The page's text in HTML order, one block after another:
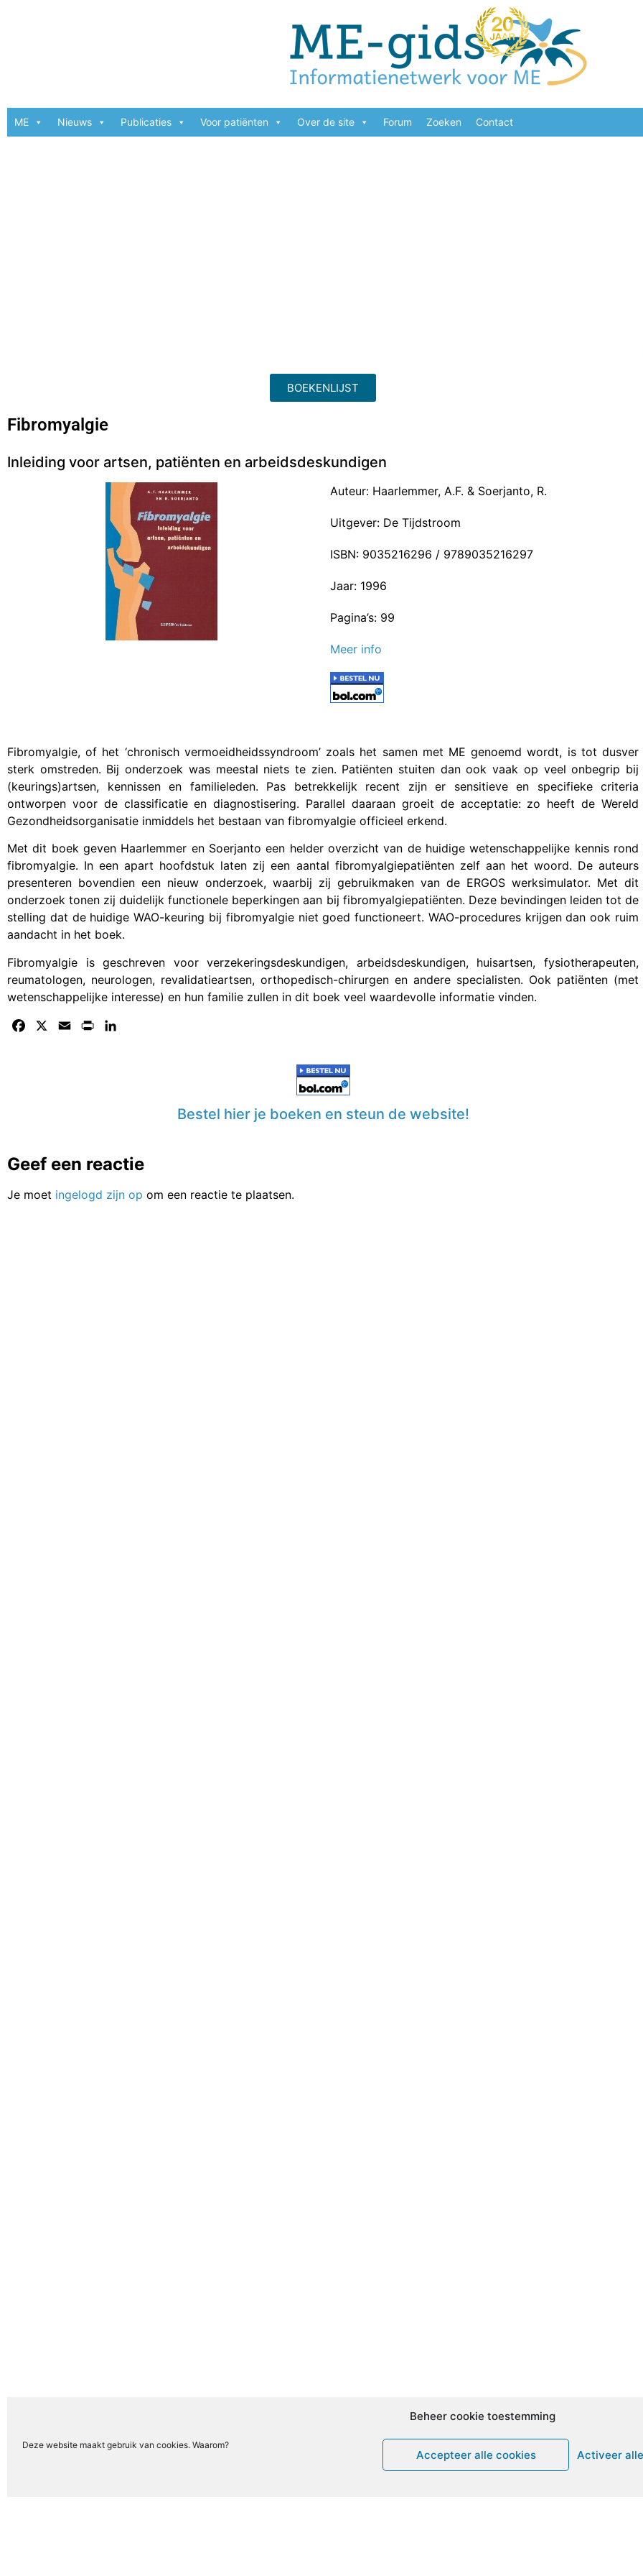
Beheer cookie toestemming
Deze website maakt gebruik van cookies. Waarom?
Accepteer alle cookies Activeer
ME Nieuws Publicaties Voor patiënten Over de site Forum Zoeken Contact
BOEKENLIJST
Fibromyalgie
Inleiding voor artsen, patiënten en arbeidsdeskundigen
Auteur: Haarlemmer, A.F. & Soerjanto, R.
Uitgever: De Tijdstroom
ISBN: 9035216296 / 9789035216297
Jaar: 1996
Pagina’s: 99
Meer info
Fibromyalgie, of het ‘chronisch vermoeidheidssyndroom’ zoals het samen met ME genoemd wordt, is tot dusver
sterk omstreden. Bij onderzoek was meestal niets te zien. Patiënten stuiten dan ook vaak op veel onbegrip bij
(keurings)artsen, kennissen en familieleden. Pas betrekkelijk recent zijn er sensitieve en specifieke criteria
ontworpen voor de classificatie en diagnostisering. Parallel daaraan groeit de acceptatie: zo heeft de Wereld
Gezondheidsorganisatie inmiddels het bestaan van fibromyalgie officieel erkend.
Met dit boek geven Haarlemmer en Soerjanto een helder overzicht van de huidige wetenschappelijke kennis rond
fibromyalgie. In een apart hoofdstuk laten zij een aantal fibromyalgiepatiënten zelf aan het woord. De auteurs
presenteren bovendien een nieuw onderzoek, waarbij zij gebruikmaken van de ERGOS werksimulator. Met dit
onderzoek tonen zij duidelijk functionele beperkingen aan bij fibromyalgiepatiënten. Deze bevindingen leiden tot de
stelling dat de huidige WAO-keuring bij fibromyalgie niet goed functioneert. WAO-procedures krijgen dan ook ruim
aandacht in het boek.
Fibromyalgie is geschreven voor verzekeringsdeskundigen, arbeidsdeskundigen, huisartsen, fysiotherapeuten,
reumatologen, neurologen, revalidatieartsen, orthopedisch-chirurgen en andere specialisten. Ook patiënten (met
wetenschappelijke interesse) en hun familie zullen in dit boek veel waardevolle informatie vinden.
Facebook Email Print
Bestel hier je boeken en steun de website!
Geef een reactie
Je moet ingelogd zijn op om een reactie te plaatsen.